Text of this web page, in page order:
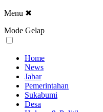
Menu ✖
Mode Gelap
Home
News
Jabar
Pemerintahan
Sukabumi
Desa